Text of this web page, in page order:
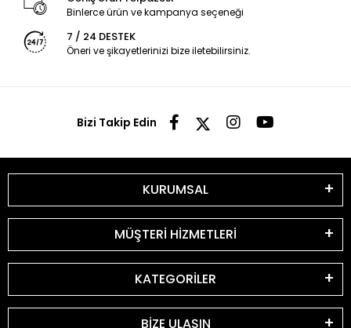
Binlerce ürün ve kampanya seçeneği
7 / 24 DESTEK
Öneri ve şikayetlerinizi bize iletebilirsiniz.
Bizi Takip Edin
KURUMSAL
MÜŞTERİ HİZMETLERİ
KATEGORİLER
BİZE ULAŞIN